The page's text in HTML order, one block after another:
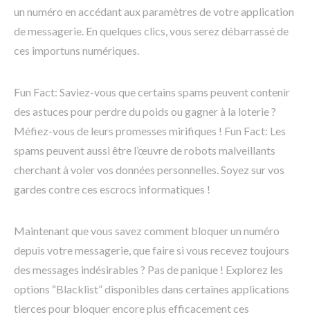
un numéro en accédant aux paramètres de votre application
de messagerie. En quelques clics, vous serez débarrassé de
ces importuns numériques.
Fun Fact: Saviez-vous que certains spams peuvent contenir
des astuces pour perdre du poids ou gagner à la loterie ?
Méfiez-vous de leurs promesses mirifiques ! Fun Fact: Les
spams peuvent aussi être l’œuvre de robots malveillants
cherchant à voler vos données personnelles. Soyez sur vos
gardes contre ces escrocs informatiques !
Maintenant que vous savez comment bloquer un numéro
depuis votre messagerie, que faire si vous recevez toujours
des messages indésirables ? Pas de panique ! Explorez les
options “Blacklist” disponibles dans certaines applications
tierces pour bloquer encore plus efficacement ces